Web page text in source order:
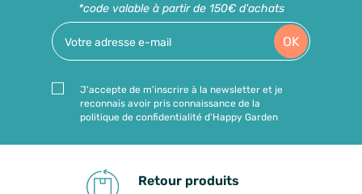
*code valable à partir de 150€ d'achats
OK
J'accepte de m'inscrire à la newsletter et je
reconnais avoir pris connaissance de la
politique de confidentialité d'Happy Garden
Retour produits